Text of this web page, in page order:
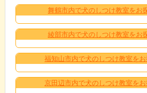
舞鶴市内で犬のしつけ教室をお
綾部市内で犬のしつけ教室をお
福知山市内で犬のしつけ教室を
京田辺市内で犬のしつけ教室を